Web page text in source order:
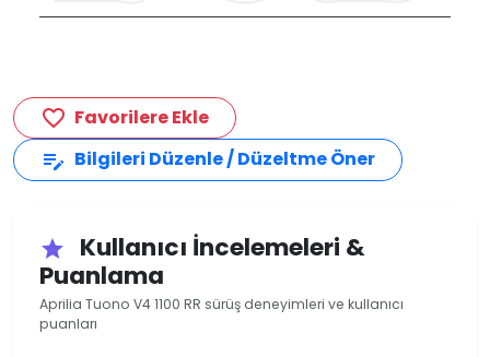
favorite_border Favorilere Ekle
edit_note Bilgileri Düzenle / Düzeltme Öner
star
Kullanıcı İncelemeleri &
Puanlama
Aprilia Tuono V4 1100 RR sürüş deneyimleri ve kullanıcı
puanları